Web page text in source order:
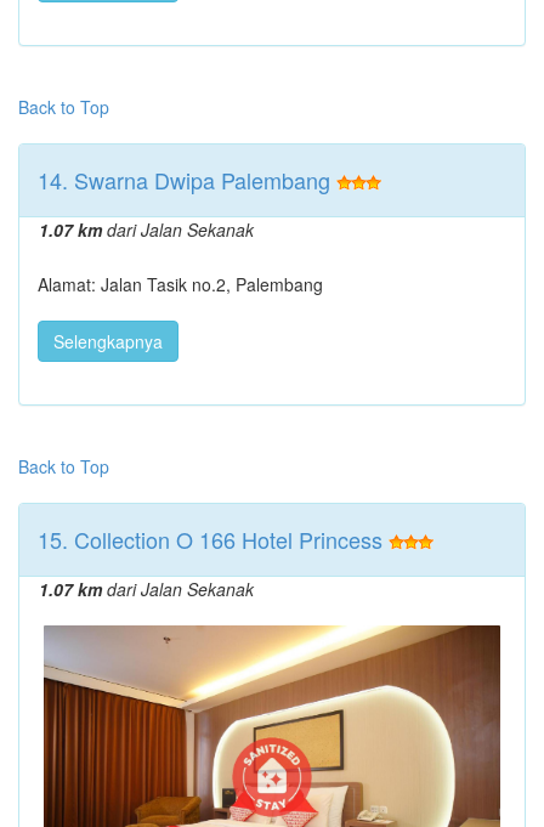
Back to Top
14. Swarna Dwipa Palembang
1.07 kmdari Jalan Sekanak
Alamat: Jalan Tasik no.2, Palembang
Selengkapnya
Back to Top
15. Collection O 166 Hotel Princess
1.07 kmdari Jalan Sekanak